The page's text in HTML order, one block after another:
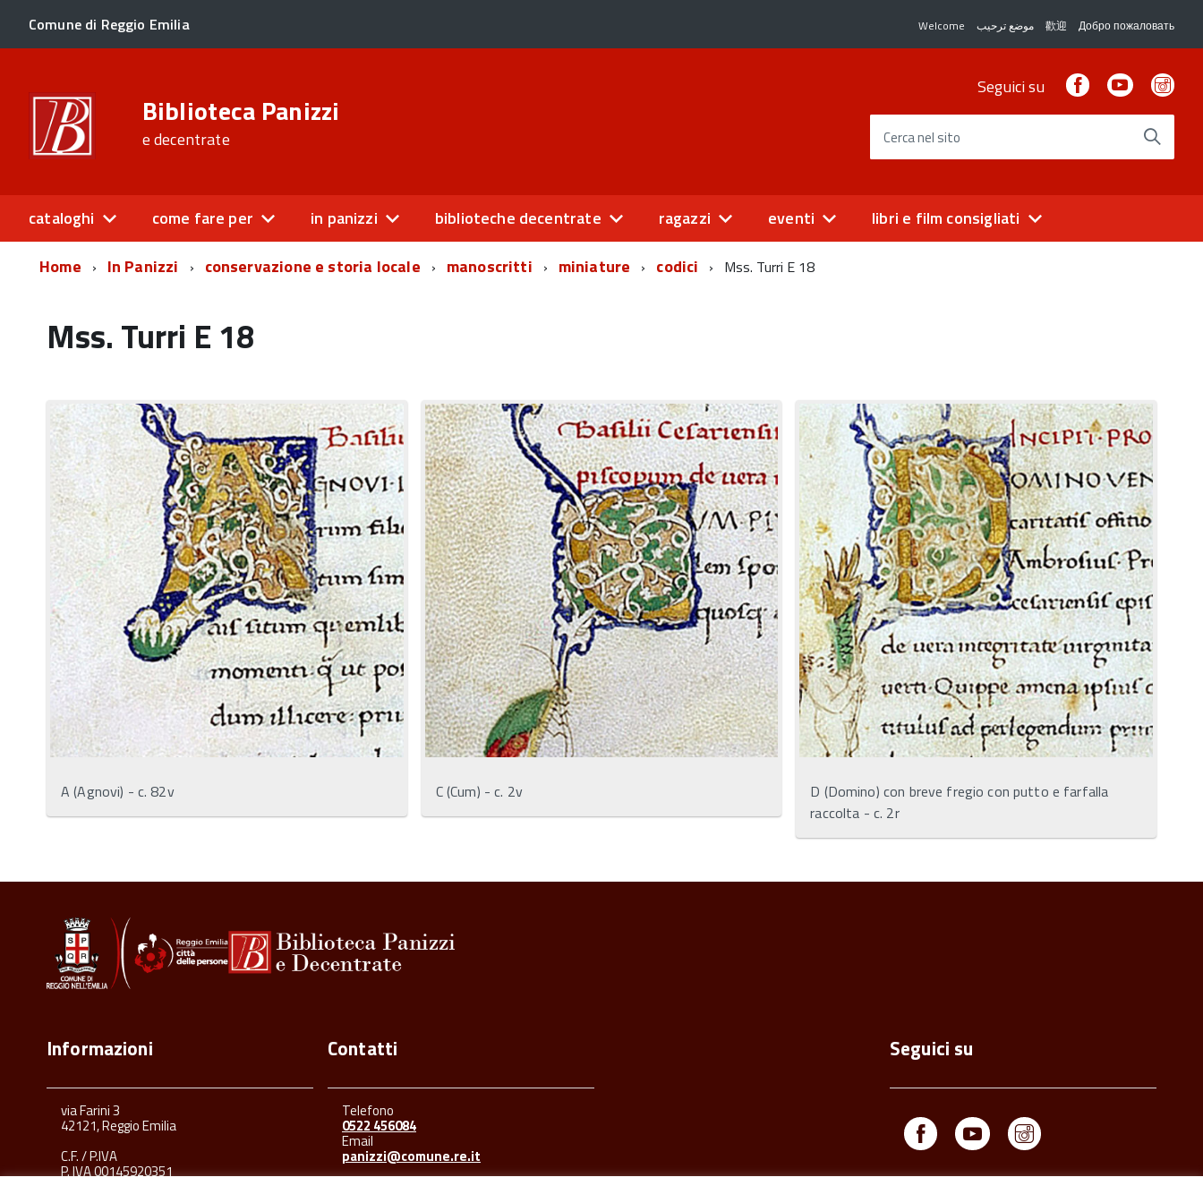
Comune di Reggio Emilia Welcome موضع ترحيب 歡迎 Добро пожаловать
Biblioteca Panizzi
e decentrate
Seguici su FacebookYoutube
Cerca nel sito
cataloghi come fare per in panizzi biblioteche decentrate ragazzi eventi
libri e film consigliati
Home
In Panizzi conservazione e storia locale manoscritti miniature codici Mss. Turri E 18
Mss. Turri E 18
A (Agnovi) - c. 82v C (Cum) - c. 2v
D (Domino) con breve fregio con putto e farfalla
raccolta - c. 2r
Informazioni
via Farini 3
42121, Reggio Emilia
C.F. / P.IVA
P. IVA 00145920351
Contatti
Telefono
0522 456084
Email
panizzi@comune.re.it
Seguici su
Facebook Youtube